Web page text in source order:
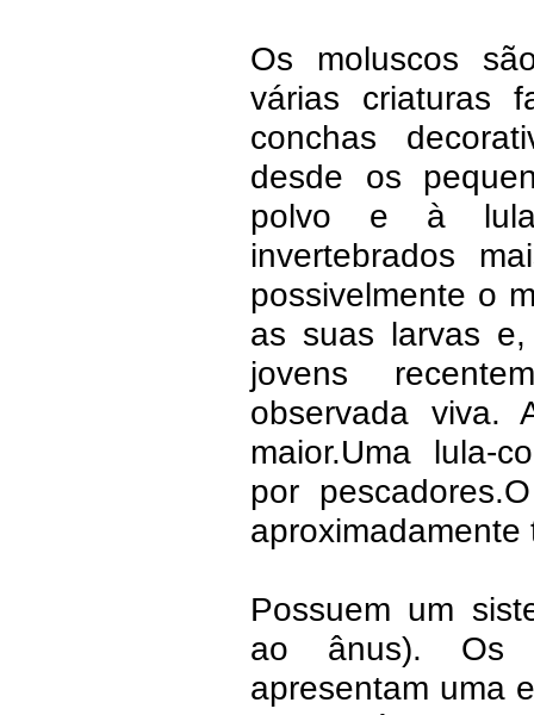
Os moluscos
várias criaturas
conchas
desde os
polvo e à lula
invertebrados
possivelmente o
as suas larvas
jovens
observada viva.
maior.Uma lula-
por
aproximadamente
Possuem um
ao ânus). Os
apresentam uma